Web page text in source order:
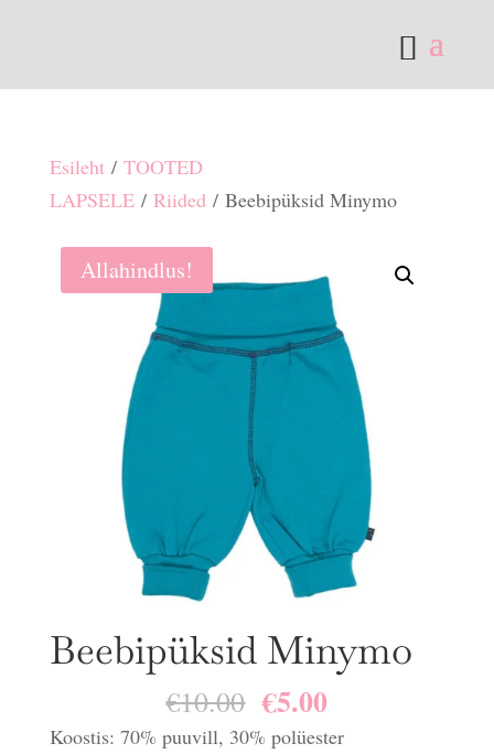
Esileht/ TOOTED
LAPSELE/ Riided/ Beebipüksid Minymo
Allahindlus!
Beebipüksid Minymo
€10.00 Algne
hind
€5.00Praegune
hind
Koostis: 70% puuvill, 30% polüester